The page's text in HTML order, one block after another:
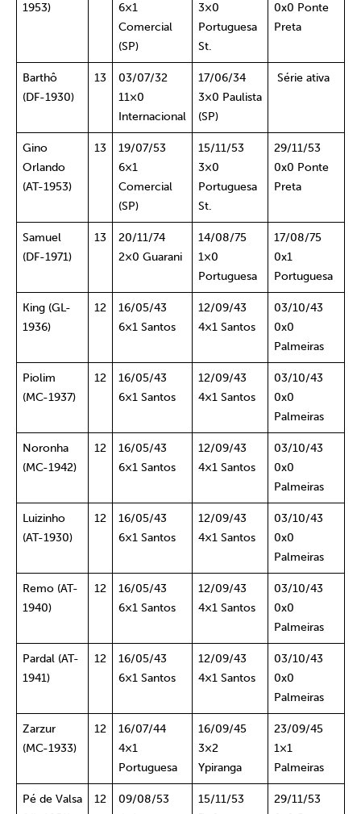
1953)
6×1
Comercial
(SP)
3×0
Portuguesa
St.
0x0 Ponte
Preta
Barthô
(DF-1930)
13
03/07/32
11×0
Internacional
17/06/34
3×0 Paulista
(SP)
Série ativa
Gino
Orlando
(AT-1953)
13
19/07/53
6×1
Comercial
(SP)
15/11/53
3×0
Portuguesa
St.
29/11/53
0x0 Ponte
Preta
Samuel
(DF-1971)
13
20/11/74
2×0 Guarani
14/08/75
1×0
Portuguesa
17/08/75
0x1
Portuguesa
King (GL-
1936)
12
16/05/43
6×1 Santos
12/09/43
4×1 Santos
03/10/43
0x0
Palmeiras
Piolim
(MC-1937)
12
16/05/43
6×1 Santos
12/09/43
4×1 Santos
03/10/43
0x0
Palmeiras
Noronha
(MC-1942)
12
16/05/43
6×1 Santos
12/09/43
4×1 Santos
03/10/43
0x0
Palmeiras
Luizinho
(AT-1930)
12
16/05/43
6×1 Santos
12/09/43
4×1 Santos
03/10/43
0x0
Palmeiras
Remo (AT-
1940)
12
16/05/43
6×1 Santos
12/09/43
4×1 Santos
03/10/43
0x0
Palmeiras
Pardal (AT-
1941)
12
16/05/43
6×1 Santos
12/09/43
4×1 Santos
03/10/43
0x0
Palmeiras
Zarzur
(MC-1933)
12
16/07/44
4×1
Portuguesa
16/09/45
3×2
Ypiranga
23/09/45
1×1
Palmeiras
Pé de Valsa
12
09/08/53
15/11/53
29/11/53